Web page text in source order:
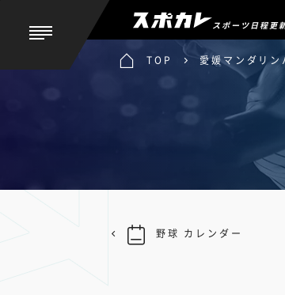
スポーツ日程更
TOP 愛媛マンダリ
野球 カレンダー